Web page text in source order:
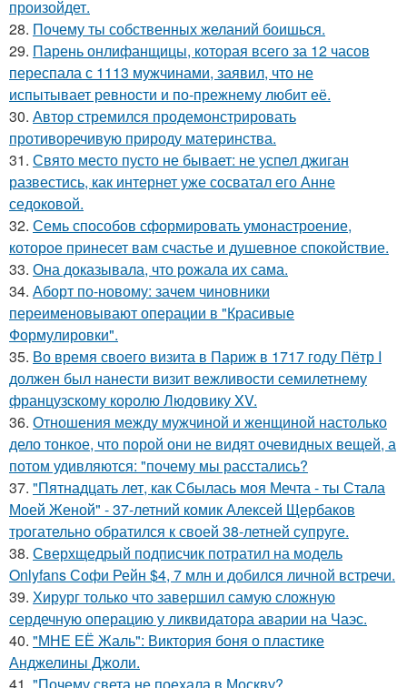
произойдет.
28. Почему ты собственных желаний боишься.
29. Парень онлифанщицы, которая всего за 12 часов
переспала с 1113 мужчинами, заявил, что не
испытывает ревности и по-прежнему любит её.
30. Автор стремился продемонстрировать
противоречивую природу материнства.
31. Свято место пусто не бывает: не успел джиган
развестись, как интернет уже сосватал его Анне
седоковой.
32. Семь способов сформировать умонастроение,
которое принесет вам счастье и душевное спокойствие.
33. Она доказывала, что рожала их сама.
34. Аборт по-новому: зачем чиновники
переименовывают операции в "Красивые
Формулировки".
35. Во время своего визита в Париж в 1717 году Пётр I
должен был нанести визит вежливости семилетнему
французскому королю Людовику XV.
36. Отношения между мужчиной и женщиной настолько
дело тонкое, что порой они не видят очевидных вещей, а
потом удивляются: "почему мы расстались?
37. "Пятнадцать лет, как Сбылась моя Мечта - ты Стала
Моей Женой" - 37-летний комик Алексей Щербаков
трогательно обратился к своей 38-летней супруге.
38. Сверхщедрый подписчик потратил на модель
Onlyfans Софи Рейн $4, 7 млн и добился личной встречи.
39. Хирург только что завершил самую сложную
сердечную операцию у ликвидатора аварии на Чаэс.
40. "МНЕ ЕЁ Жаль": Виктория боня о пластике
Анджелины Джоли.